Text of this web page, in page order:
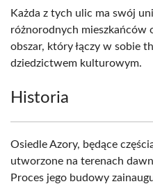
Każda z tych ulic ma swój
różnorodnych mieszkańców
obszar, który łączy w sobie
dziedzictwem kulturowym.
Historia
Osiedle Azory, będące
utworzone na terenach
Proces jego budowy